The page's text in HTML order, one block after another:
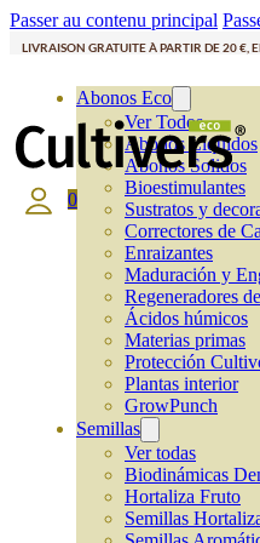
Passer au contenu principal
LIVRAISON GRATUITE À PARTIR DE 20 €,
Abonos Eco
Ver Todos
Abonos Líquidos
Abonos Solidos
Bioestimulantes
Sustratos y
Correctores de
Enraizantes
Maduración y
Regeneradores
Ácidos húmicos
Materias primas
Protección
Plantas interior
GrowPunch
Semillas
Ver todas
Biodinámicas
Hortaliza Fruto
Semillas
0